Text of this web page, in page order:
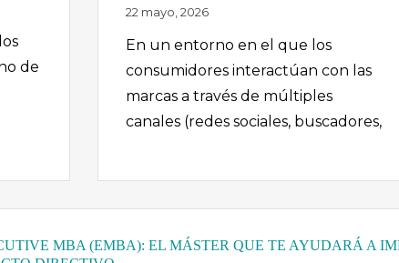
de
22 mayo, 2026
En un entorno en el que los
consumidores interactúan con las
marcas a través de múltiples
canales (redes sociales, buscadores,
MBA (EMBA): EL MÁSTER QUE TE AYUDARÁ A